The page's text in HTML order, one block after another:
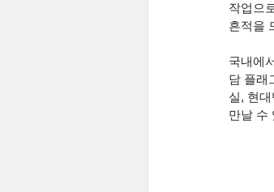
작업으
흔적을
국내에
담 플래
실, 현
만날 수